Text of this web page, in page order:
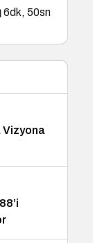
6dk, 50sn
Vizyona